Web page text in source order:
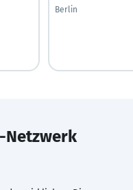
Berlin
Netzwerk